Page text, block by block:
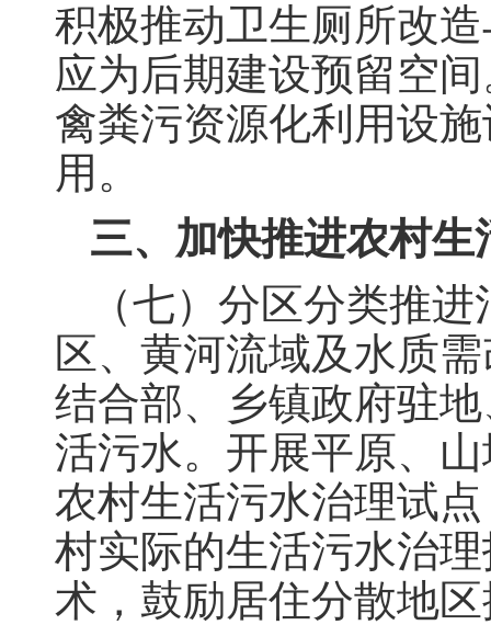
积极推动卫生厕所改
应为后期建设预留空
禽粪污资源化利用设
用。
三、加快推进农村生
（七）分区分类推
区、黄河流域及水质
结合部、乡镇政府驻
活污水。开展平原、
农村生活污水治理试
村实际的生活污水治
术，鼓励居住分散地